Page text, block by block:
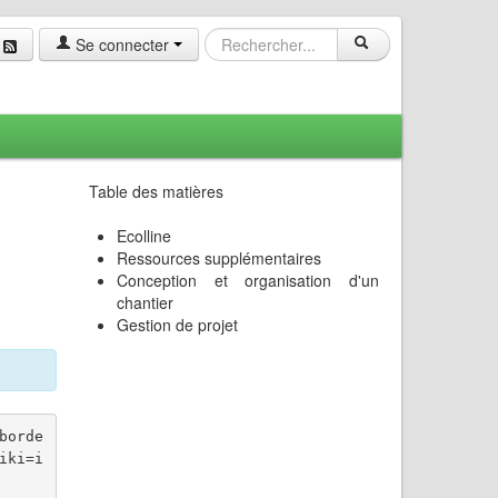
Se connecter
Table des matières
Ecolline
Ressources supplémentaires
Conception et organisation d'un
chantier
Gestion de projet